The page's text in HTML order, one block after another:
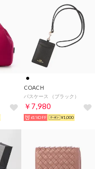
COACH
パスケース （ブラック）
￥7,980
61%OFF ¥1,000